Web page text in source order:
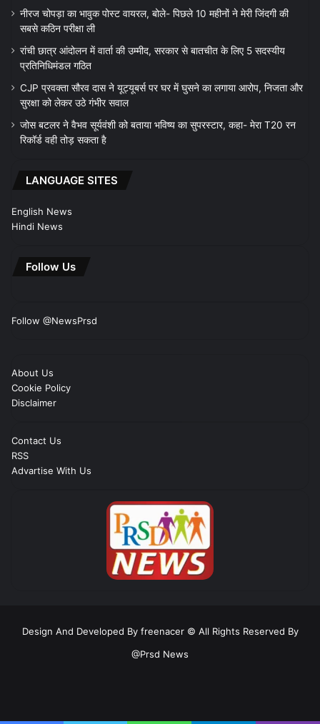
नीरज चोपड़ा का भावुक पोस्ट वायरल, बोले- पिछले 10 महीनों ने मेरी जिंदगी की
सबसे कठिन परीक्षा ली
रांची छात्र आंदोलन में वार्ता की उम्मीद, सरकार से बातचीत के लिए 5 सदस्यीय
प्रतिनिधिमंडल गठित
CJP प्रवक्ता सौरव दास ने यूट्यूबर्स पर घर में घुसने का लगाया आरोप, निजता और
सुरक्षा को लेकर उठे गंभीर सवाल
जोस बटलर ने वैभव सूर्यवंशी को बताया भविष्य का सुपरस्टार, कहा- मेरा T20 रन
रिकॉर्ड वही तोड़ सकता है
LANGUAGE SITES
English News
Hindi News
Follow Us
Follow @NewsPrsd
About Us
Cookie Policy
Disclaimer
Contact Us
RSS
Advartise With Us
Design And Developed By freenacer © All Rights Reserved By
@Prsd News